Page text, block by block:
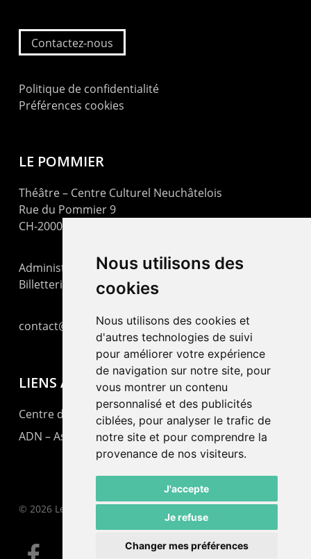
Nous utilisons des
cookies
Nous utilisons des cookies et
d'autres technologies de suivi
pour améliorer votre expérience
de navigation sur notre site, pour
vous montrer un contenu
personnalisé et des publicités
ciblées, pour analyser le trafic de
notre site et pour comprendre la
provenance de nos visiteurs.
J'accepte
Je refuse
Changer mes préférences
Contactez-nous
Politique de confidentialité
Préférences cookies
LE POMMIER
Théâtre – Centre Culturel Neuchâtelois
Rue du Pommier 9
CH-2000 Neuchâtel
Administration : +41 32 725 03 03
Billetterie : +41 32 725 05 05
contact@lepommier.ch
LIENS AMIS
Centre de culture ABC
ADN – Association Danse Neuchâtel
© 2026 Le Pommier.
facebook email